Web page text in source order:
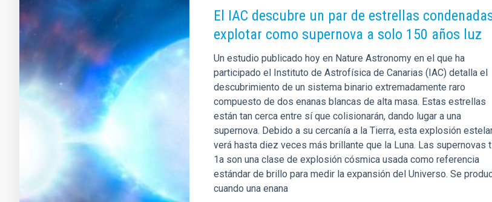
El IAC descubre un par de estrellas
explotar como supernova a solo 150 años luz
Un estudio publicado hoy en Nature Astronomy en el que ha
participado el Instituto de Astrofísica de Canarias (IAC) detalla el
descubrimiento de un sistema binario extremadamente raro
compuesto de dos enanas blancas de alta masa. Estas estrellas
están tan cerca entre sí que colisionarán, dando lugar a una
supernova. Debido a su cercanía a la Tierra, esta explosión
verá hasta diez veces más brillante que la Luna. Las supernovas
1a son una clase de explosión cósmica usada como referencia
estándar de brillo para medir la expansión del Universo. Se
cuando una enana